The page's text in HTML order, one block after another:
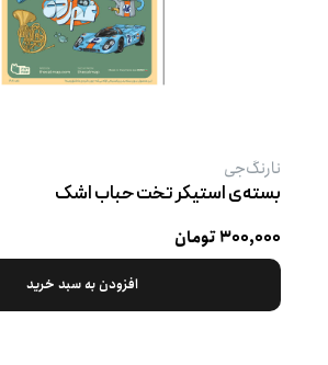
نارنگ‌جی
بسته‌ی استیکر تخت حباب اشک
۳۰۰,۰۰۰ تومان
افزودن به سبد خرید